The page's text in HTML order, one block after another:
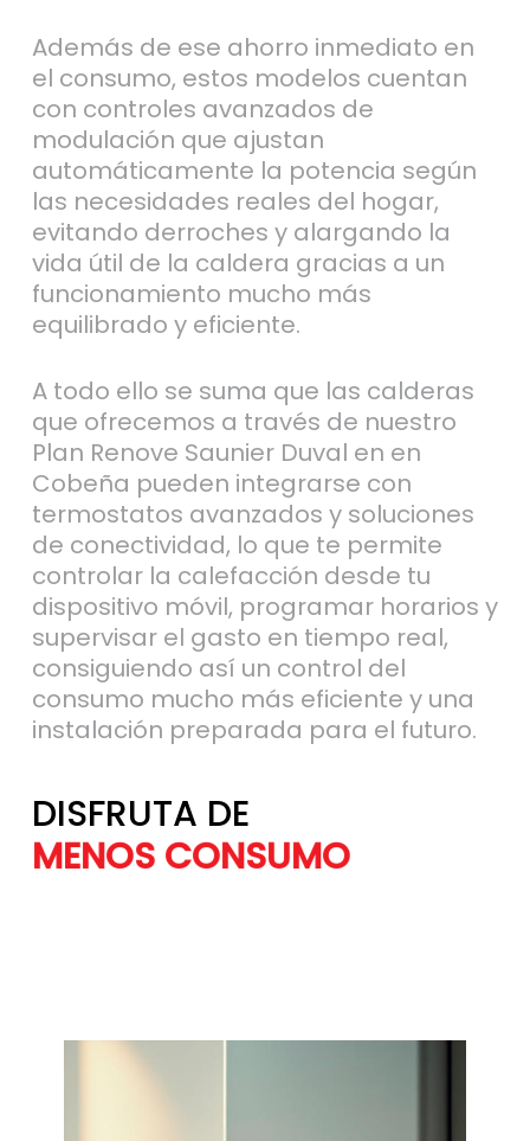
Además de ese ahorro inmediato en
el consumo, estos modelos cuentan
con controles avanzados de
modulación que ajustan
automáticamente la potencia según
las necesidades reales del hogar,
evitando derroches y alargando la
vida útil de la caldera gracias a un
funcionamiento mucho más
equilibrado y eficiente.
A todo ello se suma que las calderas
que ofrecemos a través de nuestro
Plan Renove Saunier Duval en en
Cobeña pueden integrarse con
termostatos avanzados y soluciones
de conectividad, lo que te permite
controlar la calefacción desde tu
dispositivo móvil, programar horarios y
supervisar el gasto en tiempo real,
consiguiendo así un control del
consumo mucho más eficiente y una
instalación preparada para el futuro.
DISFRUTA DE